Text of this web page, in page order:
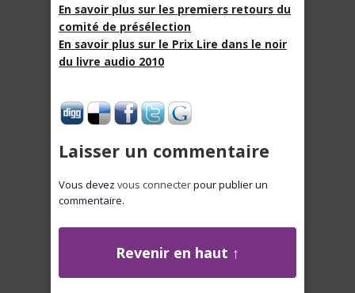
En savoir plus sur les premiers retours du
comité de présélection
En savoir plus sur le Prix Lire dans le noir
du livre audio 2010
Laisser un commentaire
Vous devez vous connecterpour publier un
commentaire.
Revenir en haut ↑